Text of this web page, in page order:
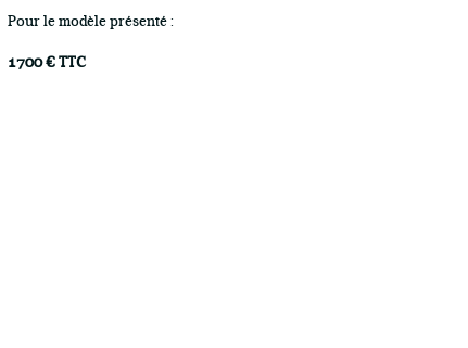
Pour le modèle présenté :
1700 € TTC